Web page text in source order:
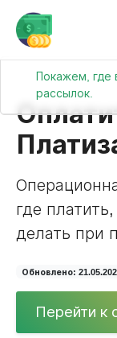
Покажем, где
рассылок.
где
делать при
Обновлено:
Перейти к